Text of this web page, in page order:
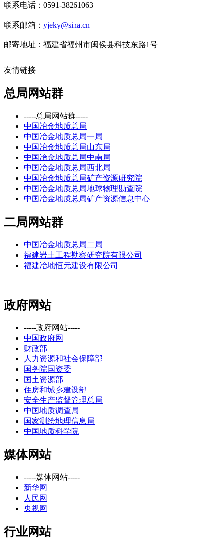
联系电话：0591-38261063
联系邮箱： yjeky@sina.cn
邮寄地址：福建省福州市闽侯县科技东路1号
友情链接
总局网站群
-----总局网站群-----
中国冶金地质总局
中国冶金地质总局一局
中国冶金地质总局山东局
中国冶金地质总局中南局
中国冶金地质总局西北局
中国冶金地质总局矿产资源研究院
中国冶金地质总局地球物理勘查院
中国冶金地质总局矿产资源信息中心
二局网站群
中国冶金地质总局二局
福建岩土工程勘察研究院有限公司
福建冶地恒元建设有限公司
政府网站
-----政府网站-----
中国政府网
财政部
人力资源和社会保障部
国务院国资委
国土资源部
住房和城乡建设部
安全生产监督管理总局
中国地质调查局
国家测绘地理信息局
中国地质科学院
媒体网站
-----媒体网站-----
新华网
人民网
央视网
行业网站